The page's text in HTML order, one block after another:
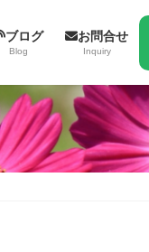
ブログ
Blog
お問合せ
Inquiry